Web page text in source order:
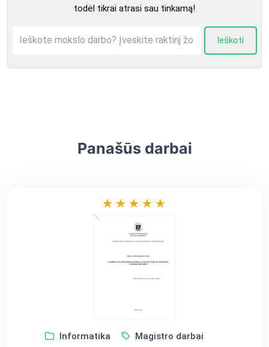
todėl tikrai atrasi sau tinkamą!
Ieškoti
Panašūs darbai
Informatika Magistro darbai